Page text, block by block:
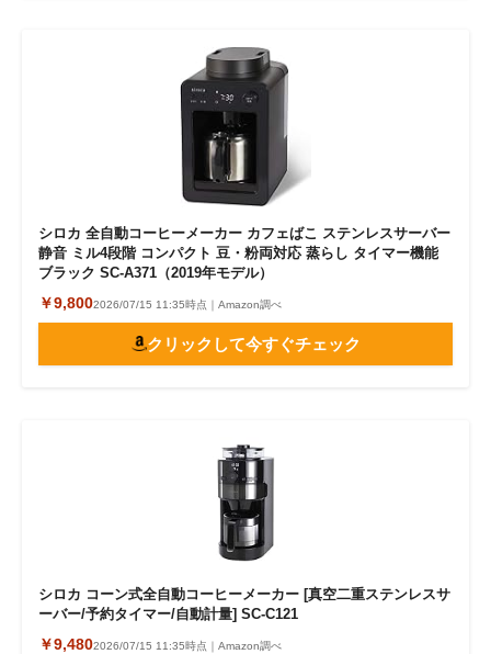
シロカ 全自動コーヒーメーカー カフェばこ ステンレスサーバー
静音 ミル4段階 コンパクト 豆・粉両対応 蒸らし タイマー機能
ブラック SC-A371（2019年モデル）
￥9,8002026/07/15 11:35時点｜Amazon調べ
クリックして今すぐチェック
シロカ コーン式全自動コーヒーメーカー [真空二重ステンレスサ
ーバー/予約タイマー/自動計量] SC-C121
￥9,4802026/07/15 11:35時点｜Amazon調べ